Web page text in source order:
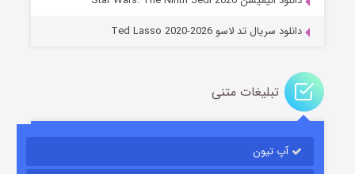
دانلود سریال تد لاسو Ted Lasso 2020-2026
تبلیغات متنی
آپ تیون